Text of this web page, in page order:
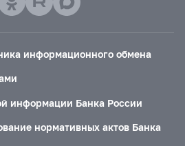
информационного обмена
информации Банка России
нормативных актов Банка